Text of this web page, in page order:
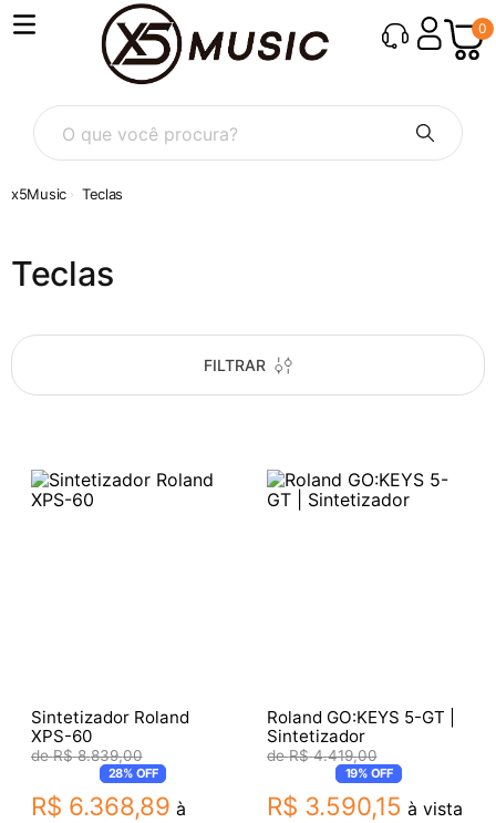
0
O que você procura?
Teclas
Teclas
FILTRAR
Sintetizador Roland
XPS-60
R$ 8.839,00
28%OFF
R$ 6.368,89 à
Roland GO:KEYS 5-GT |
Sintetizador
R$ 4.419,00
19%OFF
R$ 3.590,15 à vista